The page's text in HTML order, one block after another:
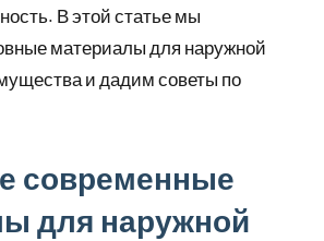
В этой статье мы
материалы для наружной
и дадим советы по
современные
для наружной